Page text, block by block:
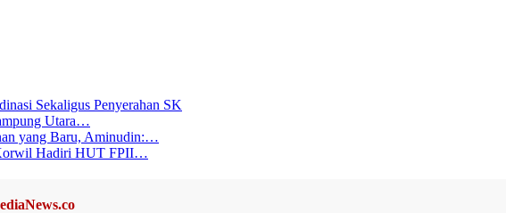
Sekaligus Penyerahan SK
Utara…
yang Baru, Aminudin:…
Hadiri HUT FPII…